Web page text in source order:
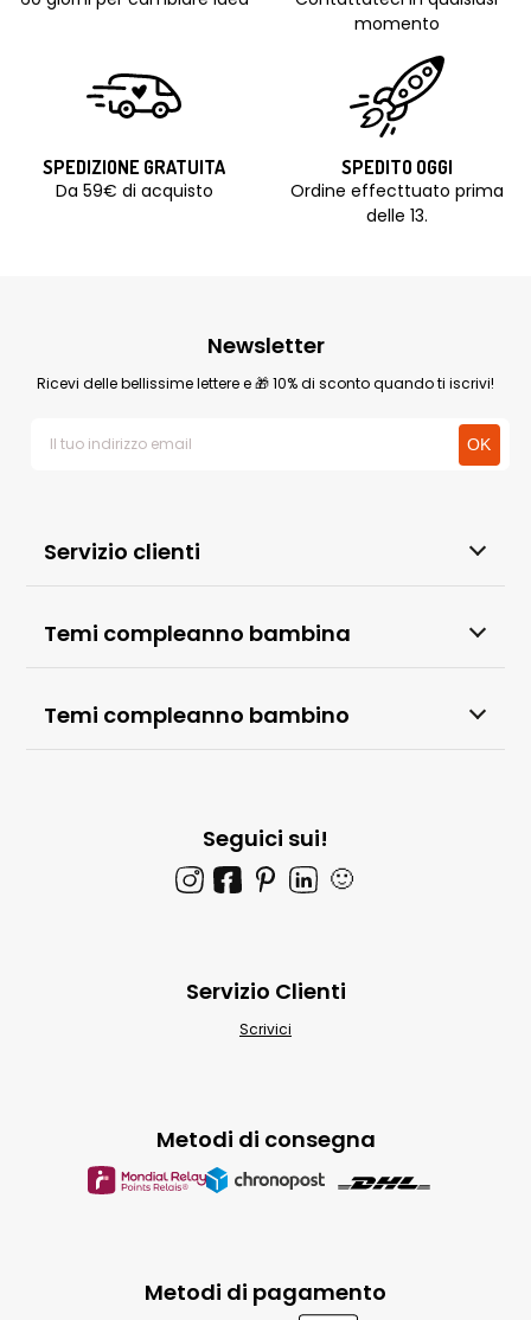
momento
SPEDIZIONE GRATUITA
Da 59€ di acquisto
SPEDITO OGGI
Ordine effecttuato prima
delle 13.
Servizio clienti
Temi compleanno bambina
Temi compleanno bambino
Newsletter
Ricevi delle bellissime lettere e 🎁 10% di sconto quando ti iscrivi!
Seguici sui!
🙂
Metodi di pagamento
Metodi di consegna
Servizio Clienti
Scrivici